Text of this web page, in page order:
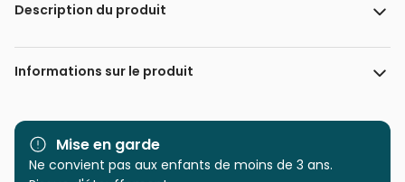
Description du produit
Jerry Gadamus
Informations sur le produit
Marque Master Pieces
Catégorie Puzzles - Oiseaux
Mise en garde
Ne convient pas aux enfants de moins de 3 ans.